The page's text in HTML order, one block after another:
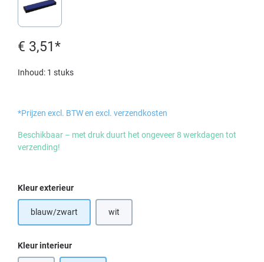
€ 3,51*
Inhoud: 1 stuks
*Prijzen excl. BTW en excl. verzendkosten
Beschikbaar – met druk duurt het ongeveer 8 werkdagen tot
verzending!
Selecteer
Kleur exterieur
blauw/zwart wit(Deze optie is momenteel niet beschikbaar.)
Selecteer
Kleur interieur